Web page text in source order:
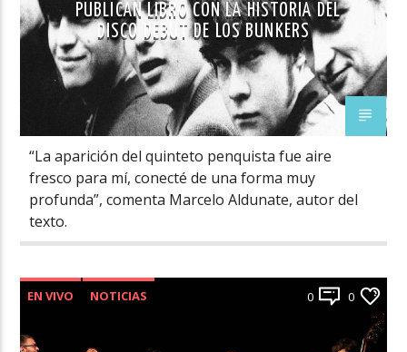
PUBLICAN LIBRO CON LA HISTORIA DEL
DISCO DEBUT DE LOS BUNKERS
“La aparición del quinteto penquista fue aire
fresco para mí, conecté de una forma muy
profunda”, comenta Marcelo Aldunate, autor del
texto.
EN VIVO NOTICIAS 0 0